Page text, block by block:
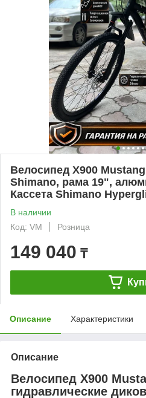
Велосипед X900
Shimano, рама 19",
Кассета Shimano
В наличии
Код: VM
Розница
149 040 ₸
Описание Характеристики
Описание
Велосипед X900
гидравлические